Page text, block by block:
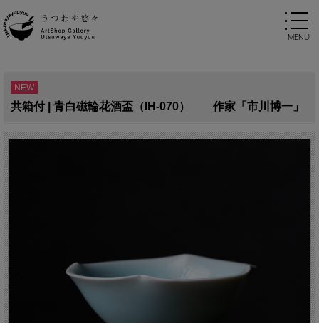
NEW
共箱付 | 青白磁輪花酒盃（IH-070） 作家「市川博一」